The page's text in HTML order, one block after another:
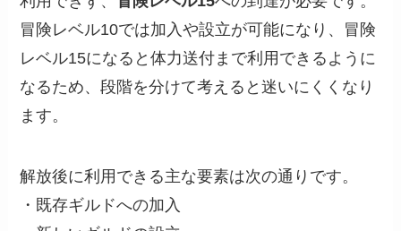
冒険レベル10では加入や設立が可能になり、冒険
レベル15になると体力送付まで利用できるように
なるため、段階を分けて考えると迷いにくくなり
ます。
解放後に利用できる主な要素は次の通りです。
・既存ギルドへの加入